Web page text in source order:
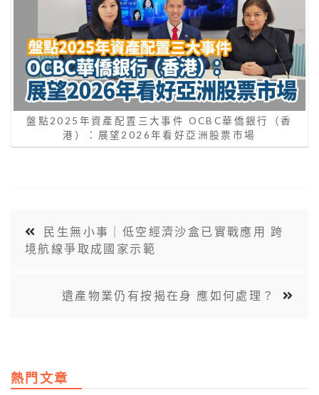
盤點2025年資產配置三大事件 OCBC華僑銀行（香
港）：展望2026年看好亞洲股票市場
民生無小事｜低空經濟沙盒已實戰應用 跨
境航線爭取成國家示範
遺產物業仍有按揭在身 應如何處理？
熱門文章